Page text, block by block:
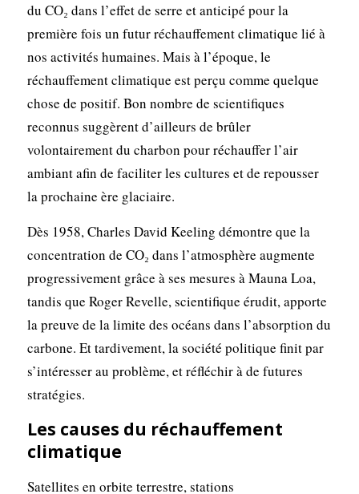
du CO₂ dans l’effet de serre et anticipé pour la
première fois un futur réchauffement climatique lié à
nos activités humaines. Mais à l’époque, le
réchauffement climatique est perçu comme quelque
chose de positif. Bon nombre de scientifiques
reconnus suggèrent d’ailleurs de brûler
volontairement du charbon pour réchauffer l’air
ambiant afin de faciliter les cultures et de repousser
la prochaine ère glaciaire.
Dès 1958, Charles David Keeling démontre que la
concentration de CO₂ dans l’atmosphère augmente
progressivement grâce à ses mesures à Mauna Loa,
tandis que Roger Revelle, scientifique érudit, apporte
la preuve de la limite des océans dans l’absorption du
carbone. Et tardivement, la société politique finit par
s’intéresser au problème, et réfléchir à de futures
stratégies.
Les causes du réchauffement
climatique
Satellites en orbite terrestre, stations